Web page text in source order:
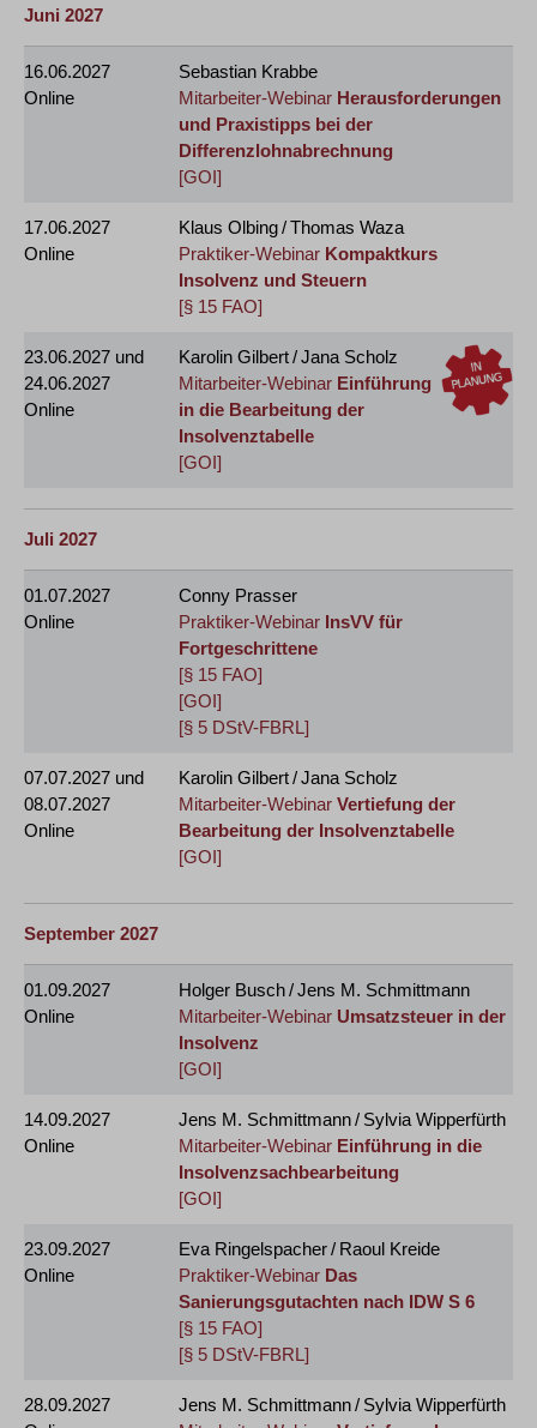
Juni 2027
16.06.2027
Online
Sebastian Krabbe
Mitarbeiter-Webinar Herausforderungen
und Praxistipps bei der
Differenzlohnabrechnung
[GOI]
17.06.2027
Online
Klaus Olbing / Thomas Waza
Praktiker-Webinar Kompaktkurs
Insolvenz und Steuern
[§ 15 FAO]
23.06.2027 und
24.06.2027
Online
Karolin Gilbert / Jana Scholz
Mitarbeiter-Webinar Einführung
in die Bearbeitung der
Insolvenztabelle
[GOI]
Juli 2027
01.07.2027
Online
Conny Prasser
Praktiker-Webinar InsVV für
Fortgeschrittene
[§ 15 FAO]
[GOI]
[§ 5 DStV-FBRL]
07.07.2027 und
08.07.2027
Online
Karolin Gilbert / Jana Scholz
Mitarbeiter-Webinar Vertiefung der
Bearbeitung der Insolvenztabelle
[GOI]
September 2027
01.09.2027
Online
Holger Busch / Jens M. Schmittmann
Mitarbeiter-Webinar Umsatzsteuer in der
Insolvenz
[GOI]
14.09.2027
Online
Jens M. Schmittmann / Sylvia Wipperfürth
Mitarbeiter-Webinar Einführung in die
Insolvenzsachbearbeitung
[GOI]
23.09.2027
Online
Eva Ringelspacher / Raoul Kreide
Praktiker-Webinar Das
Sanierungsgutachten nach IDW S 6
[§ 15 FAO]
[§ 5 DStV-FBRL]
28.09.2027
Jens M. Schmittmann / Sylvia Wipperfürth